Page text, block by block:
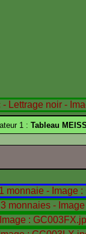
1 : Tableau